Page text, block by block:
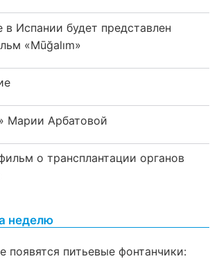
в Испании будет представлен
«Mūğalım»
Марии Арбатовой
о трансплантации органов
неделю
появятся питьевые фонтанчики: